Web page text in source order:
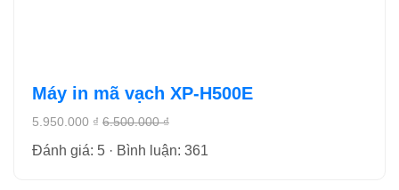
Máy in mã vạch XP-H500E
5.950.000 ₫ 6.500.000 ₫
Đánh giá: 5 · Bình luận: 361